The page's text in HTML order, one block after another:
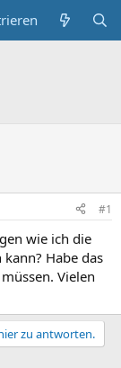
#1
wie ich die
Habe das
Vielen
zu antworten.